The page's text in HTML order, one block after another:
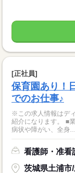
[正社員]
保育園あり！
でのお仕事♪
※この求人情報はデ
紹介になります。 ■
病状や障がい、全身...
看護師・准看
茨城県土浦市